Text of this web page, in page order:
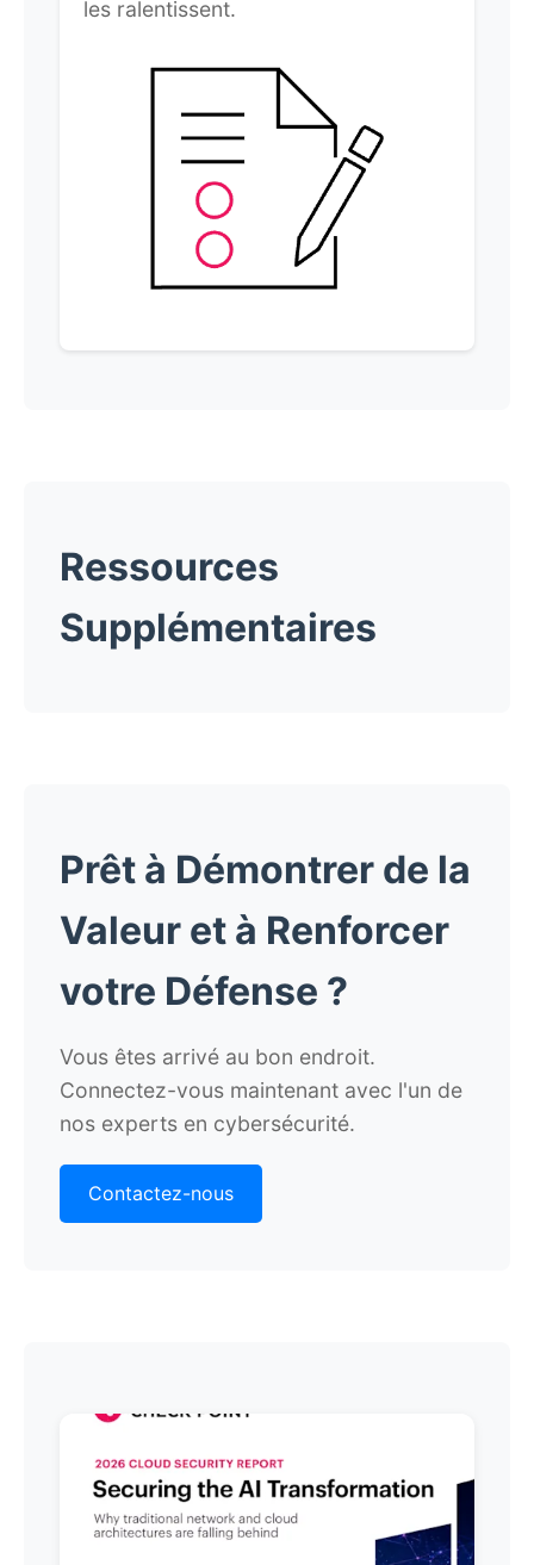
les ralentissent.
Ressources
Supplémentaires
Prêt à Démontrer de la
Valeur et à Renforcer
votre Défense ?
Vous êtes arrivé au bon endroit.
Connectez-vous maintenant avec l'un de
nos experts en cybersécurité.
Contactez-nous